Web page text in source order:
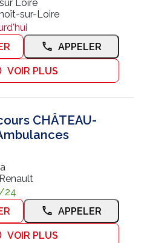
Loire
sur-Loire
APPELER
VOIR PLUS
CHÂTEAU-
24
APPELER
VOIR PLUS